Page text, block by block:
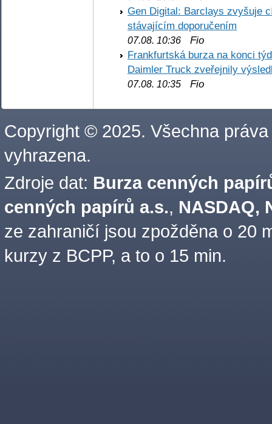
Gen Digital: Barclays zvyšuje
stávajícím doporučením
07.08. 10:36 Fio
Frankfurtská burza na konci
Daimler Truck zveřejnily
07.08. 10:35 Fio
Copyright © 2025. Všechna práva
vyhrazena.
Zdroje dat: Burza cenných
cenných papírů a.s., NASDAQ,
ze zahraničí jsou zpožděna o 20
kurzy z BCPP, a to o 15 min.